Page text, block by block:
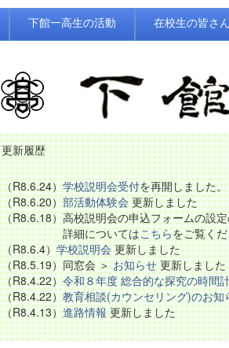
下館一高生の活動 在校生の皆さ
更新履歴
（R8.6.24）学校説明会受付を再開しました。
（R8.6.20）部活動体験会更新しました
（R8.6.18）高校説明会の申込フォームの設
詳細についてはこちらをご覧く
（R8.6.4）学校説明会更新しました
（R8.5.19）同窓会 ＞お知らせ更新しました
（R8.4.22）令和８年度 総合的な探究の時間
（R8.4.22）教育相談(カウンセリング)のお知
（R8.4.13）進路情報更新しました